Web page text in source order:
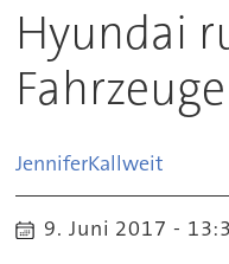
Hyundai
JenniferKallweit
9. Juni 2017 -